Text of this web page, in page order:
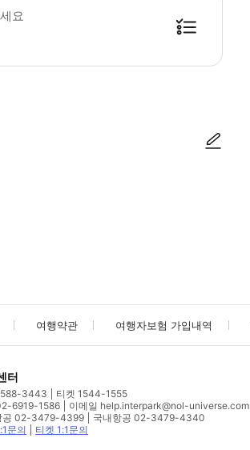
요
여행약관 여행자보험 가입내역
터
3443
티켓 1544-1555
6919-1586
이메일 help.interpark@nol-universe.com
공 02-3479-4399
국내항공 02-3479-4340
문의
티켓 1:1문의